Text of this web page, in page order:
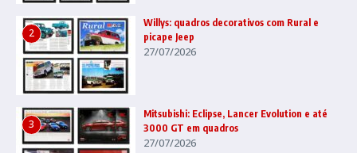
2
Willys: quadros decorativos com Rural e
picape Jeep
27/07/2026
3
Mitsubishi: Eclipse, Lancer Evolution e até
3000 GT em quadros
27/07/2026